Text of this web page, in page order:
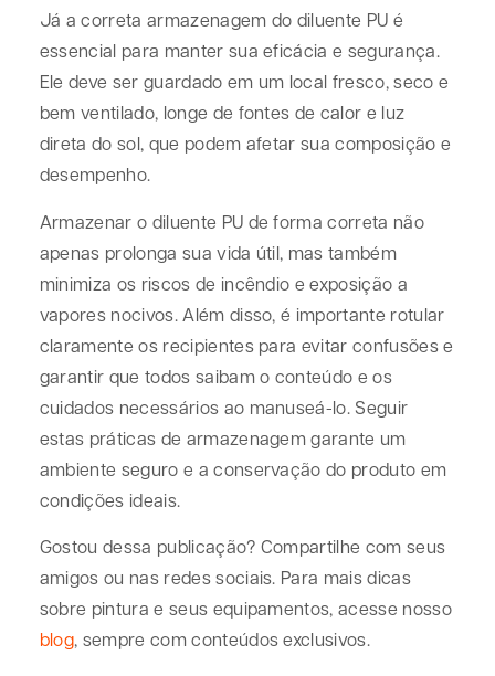
Já a correta armazenagem do diluente PU é
essencial para manter sua eficácia e segurança.
Ele deve ser guardado em um local fresco, seco e
bem ventilado, longe de fontes de calor e luz
direta do sol, que podem afetar sua composição e
desempenho.
Armazenar o diluente PU de forma correta não
apenas prolonga sua vida útil, mas também
minimiza os riscos de incêndio e exposição a
vapores nocivos. Além disso, é importante rotular
claramente os recipientes para evitar confusões e
garantir que todos saibam o conteúdo e os
cuidados necessários ao manuseá-lo. Seguir
estas práticas de armazenagem garante um
ambiente seguro e a conservação do produto em
condições ideais.
Gostou dessa publicação? Compartilhe com seus
amigos ou nas redes sociais. Para mais dicas
sobre pintura e seus equipamentos, acesse nosso
blog, sempre com conteúdos exclusivos.